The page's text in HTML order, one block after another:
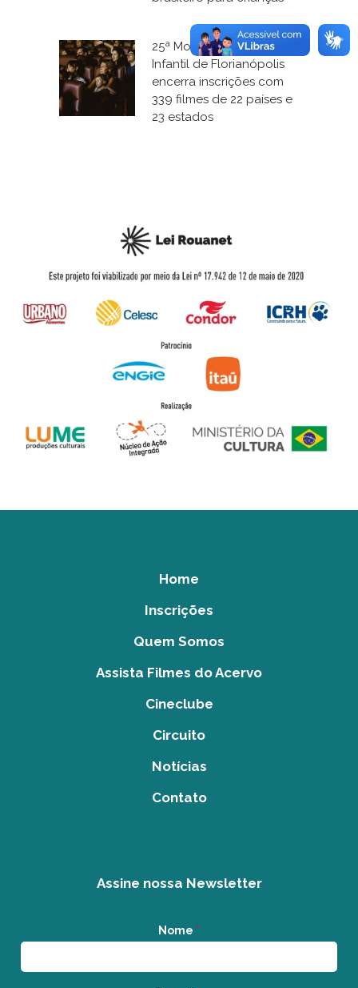
25ª Mostra de Cinema
Infantil de Florianópolis
encerra inscrições com
339 filmes de 22 países e
23 estados
Home
Inscrições
Quem Somos
Assista Filmes do Acervo
Cineclube
Circuito
Notícias
Contato
Assine nossa Newsletter
Nome *